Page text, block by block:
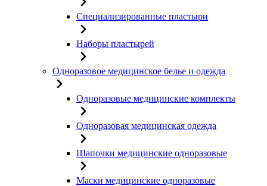
Специализированные пластыри
Наборы пластырей
Одноразовое медицинское белье и одежда
Одноразовые медицинские комплекты
Одноразовая медицинская одежда
Шапочки медицинские одноразовые
Маски медицинские одноразовые